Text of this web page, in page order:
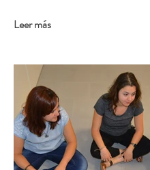
Leer más